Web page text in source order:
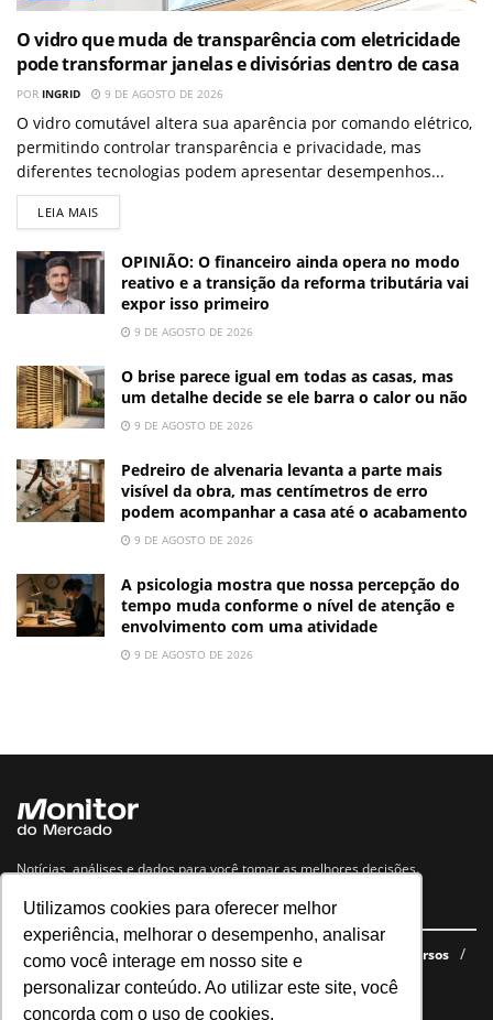
Utilizamos cookies para oferecer melhor
experiência, melhorar o desempenho, analisar
como você interage em nosso site e
personalizar conteúdo. Ao utilizar este site, você
concorda com o uso de cookies.
O vidro que muda de transparência com eletricidade
pode transformar janelas e divisórias dentro de casa
POR INGRID 9 DE AGOSTO DE 2026
O vidro comutável altera sua aparência por comando elétrico,
permitindo controlar transparência e privacidade, mas
diferentes tecnologias podem apresentar desempenhos...
LEIA MAIS
OPINIÃO: O financeiro ainda opera no modo
reativo e a transição da reforma tributária vai
expor isso primeiro
9 DE AGOSTO DE 2026
O brise parece igual em todas as casas, mas
um detalhe decide se ele barra o calor ou não
9 DE AGOSTO DE 2026
Pedreiro de alvenaria levanta a parte mais
visível da obra, mas centímetros de erro
podem acompanhar a casa até o acabamento
9 DE AGOSTO DE 2026
A psicologia mostra que nossa percepção do
tempo muda conforme o nível de atenção e
envolvimento com uma atividade
9 DE AGOSTO DE 2026
Notícias, análises e dados para você tomar as melhores decisões.
Navegue no site
Últimas notícias Quem somos E-books gratuitos
Cursos
Política de privacidade